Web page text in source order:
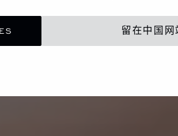
留在中国网